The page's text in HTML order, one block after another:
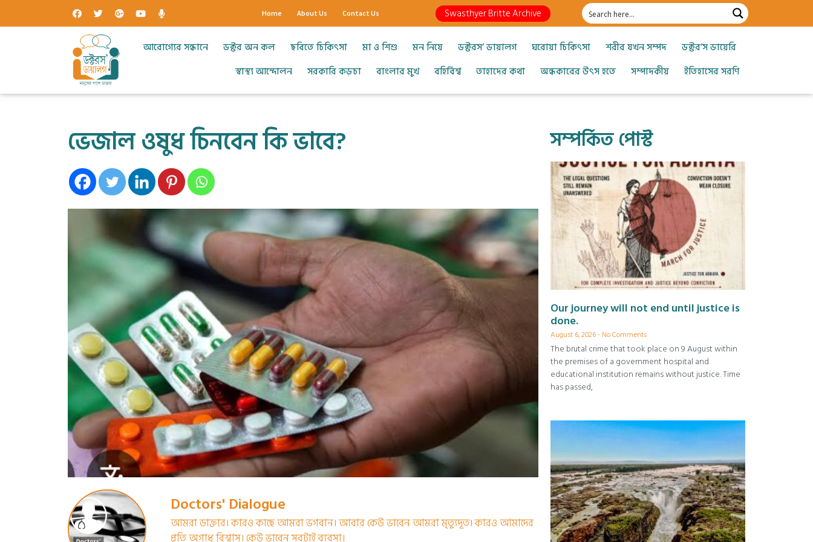
Home About Us Contact Us Swasthyer Britte Archive
আরোগ্যের সন্ধানে ডক্টর অন কল ছবিতে চিকিৎসা মা ও শিশু মন নিয়ে ডক্টরস’ ডায়ালগ ঘরোয়া চিকিৎসা শরীর যখন সম্পদ
ডক্টর’স ডায়েরি
স্বাস্থ্য আন্দোলন
সরকারি কড়চা বাংলার মুখ বহির্বিশ্ব তাহাদের কথা অন্ধকারের উৎস হতে সম্পাদকীয় ইতিহাসের সরণি
ভেজাল ওষুধ চিনবেন কি ভাবে?
Doctors' Dialogue
আমরা ডাক্তার। কারও কাছে আমরা ভগবান। আবার কেউ ভাবেন আমরা মৃত্যুদূত। কারও আমাদের
প্রতি অগাধ বিশ্বাস। কেউ ভাবেন সবটাই ব্যবসা।
সম্পর্কিত পোস্ট
Our journey will not end until justice is
done.
August 6, 2026 No Comments
The brutal crime that took place on 9 August within
the premises of a government hospital and
educational institution remains without justice. Time
has passed,